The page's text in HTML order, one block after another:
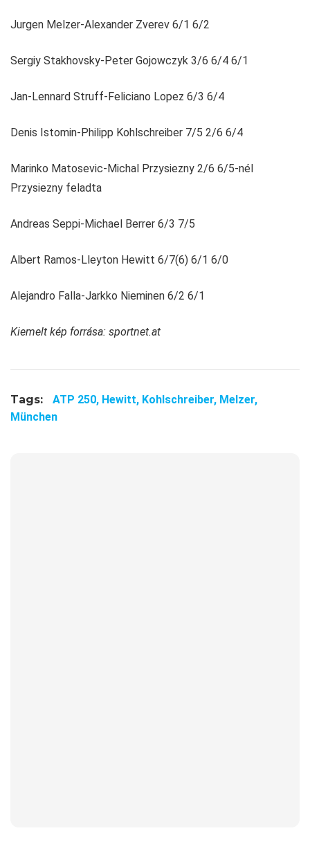
Jurgen Melzer-Alexander Zverev 6/1 6/2
Sergiy Stakhovsky-Peter Gojowczyk 3/6 6/4 6/1
Jan-Lennard Struff-Feliciano Lopez 6/3 6/4
Denis Istomin-Philipp Kohlschreiber 7/5 2/6 6/4
Marinko Matosevic-Michal Przysiezny 2/6 6/5-nél
Przysiezny feladta
Andreas Seppi-Michael Berrer 6/3 7/5
Albert Ramos-Lleyton Hewitt 6/7(6) 6/1 6/0
Alejandro Falla-Jarkko Nieminen 6/2 6/1
Kiemelt kép forrása: sportnet.at
Tags: ATP 250, Hewitt, Kohlschreiber, Melzer,
München